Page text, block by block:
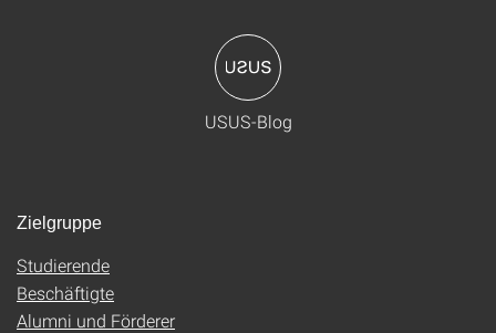
USUS-Blog
Zielgruppe
Studierende
Beschäftigte
Alumni und Förderer